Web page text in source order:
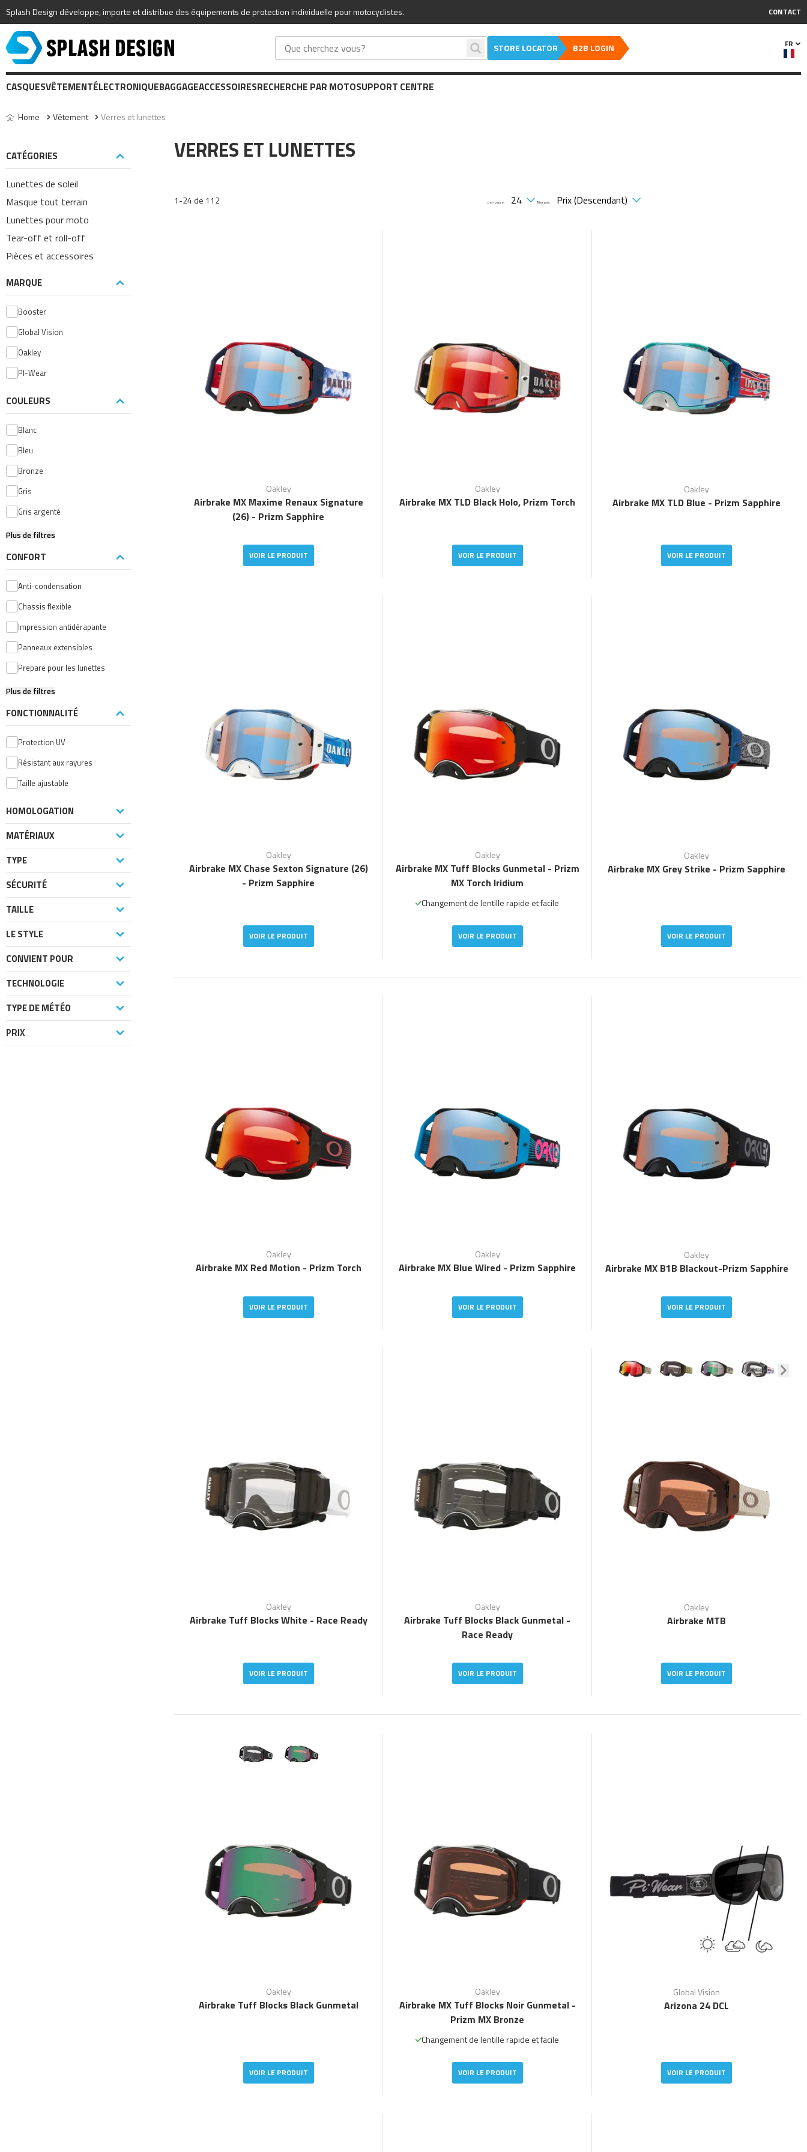
Splash Design développe, importe et distribue des équipements de protection individuelle pour motocyclistes. CONTACT
STORE LOCATOR B2B LOGIN FR
CASQUESVÊTEMENTÉLECTRONIQUEBAGGAGEACCESSOIRESRECHERCHE PAR MOTOSUPPORT CENTRE
Home Vêtement Verres et lunettes
CATÉGORIES
Lunettes de soleil
Masque tout terrain
Lunettes pour moto
Tear-off et roll-off
Pièces et accessoires
MARQUE
Booster
Global Vision
Oakley
PI-Wear
COULEURS
Blanc
Bleu
Bronze
Gris
Gris argenté
Plus de filtres
CONFORT
Anti-condensation
Chassis flexible
Impression antidérapante
Panneaux extensibles
Prepare pour les lunettes
Plus de filtres
FONCTIONNALITÉ
Protection UV
Résistant aux rayures
Taille ajustable
HOMOLOGATION
MATÉRIAUX
TYPE
SÉCURITÉ
TAILLE
LE STYLE
CONVIENT POUR
TECHNOLOGIE
TYPE DE MÉTÉO
PRIX
VERRES ET LUNETTES
1-24 de 112 per-page: Trier par:
Oakley
Airbrake MX Maxime Renaux Signature
(26) - Prizm Sapphire
VOIR LE PRODUIT
Oakley
Airbrake MX TLD Black Holo, Prizm Torch
VOIR LE PRODUIT
Oakley
Airbrake MX TLD Blue - Prizm Sapphire
VOIR LE PRODUIT
Oakley
Airbrake MX Chase Sexton Signature (26)
- Prizm Sapphire
VOIR LE PRODUIT
Oakley
Airbrake MX Tuff Blocks Gunmetal - Prizm
MX Torch Iridium
Changement de lentille rapide et facile
VOIR LE PRODUIT
Oakley
Airbrake MX Grey Strike - Prizm Sapphire
VOIR LE PRODUIT
Oakley
Airbrake MX Red Motion - Prizm Torch
VOIR LE PRODUIT
Oakley
Airbrake MX Blue Wired - Prizm Sapphire
VOIR LE PRODUIT
Oakley
Airbrake MX B1B Blackout-Prizm Sapphire
VOIR LE PRODUIT
Oakley
Airbrake Tuff Blocks White - Race Ready
VOIR LE PRODUIT
Oakley
Airbrake Tuff Blocks Black Gunmetal -
Race Ready
VOIR LE PRODUIT
Oakley
Airbrake MTB
VOIR LE PRODUIT
Oakley
Airbrake Tuff Blocks Black Gunmetal
VOIR LE PRODUIT
Oakley
Airbrake MX Tuff Blocks Noir Gunmetal -
Prizm MX Bronze
Changement de lentille rapide et facile
VOIR LE PRODUIT
Global Vision
Arizona 24 DCL
VOIR LE PRODUIT